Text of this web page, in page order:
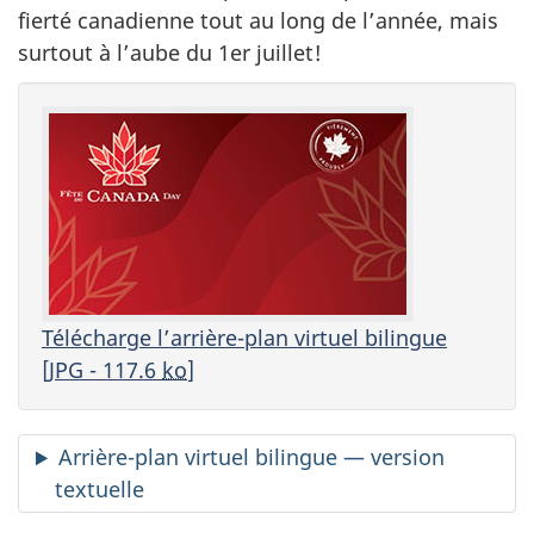
fierté canadienne tout au long de l’année, mais
surtout à l’aube du 1er juillet!
Télécharge l’arrière-plan virtuel bilingue
[JPG - 117.6 ko]
Arrière-plan virtuel bilingue — version
textuelle